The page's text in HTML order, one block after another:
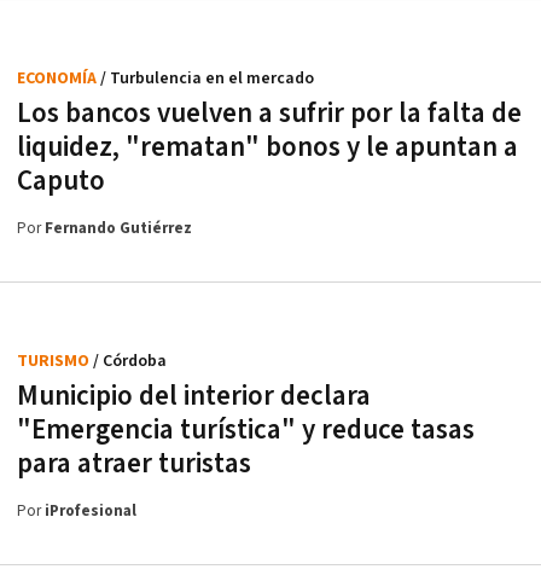
Los bancos vuelven a sufrir por la falta de
liquidez, "rematan" bonos y le apuntan a
Caputo
ECONOMÍA/ Turbulencia en el mercado
PorFernando Gutiérrez
Municipio del interior declara
"Emergencia turística" y reduce tasas
para atraer turistas
TURISMO / Córdoba
PoriProfesional